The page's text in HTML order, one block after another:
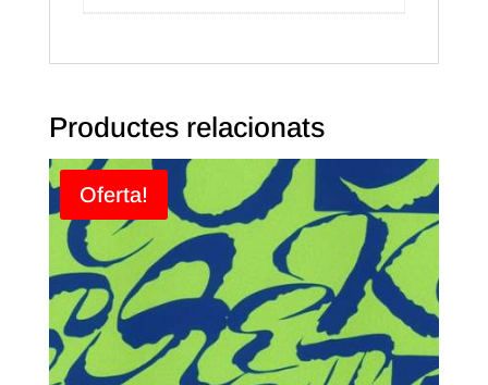
Productes relacionats
Oferta!